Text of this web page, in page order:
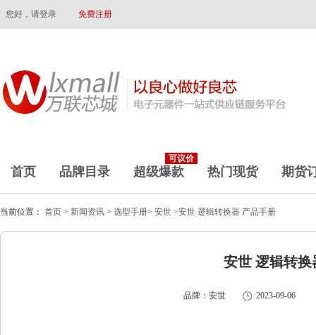
您好，请登录 免费注册
首页 品牌目录
可议价
超级爆款 热门现货 期货
当前位置： 首页 > 新闻资讯 > 选型手册> 安世 >安世 逻辑转换器 产品手册
安世 逻辑转
品牌：安世 2023-09-06